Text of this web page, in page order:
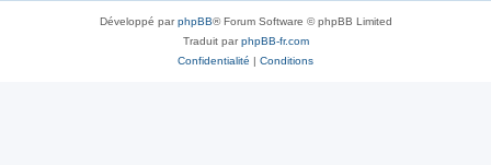
Développé parphpBB® Forum Software © phpBB Limited
Traduit parphpBB-fr.com
Confidentialité | Conditions